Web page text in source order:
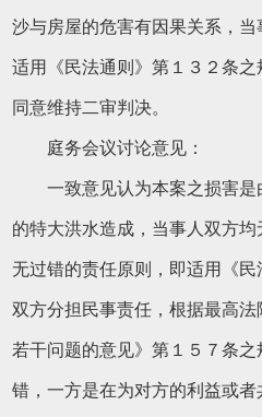
沙与房屋的危害有因果关系，
适用《民法通则》第１３２条之
同意维持二审判决。
庭务会议讨论意见：
一致意见认为本案之损害是
的特大洪水造成，当事人双方
无过错的责任原则，即适用《
双方分担民事责任，根据最高
若干问题的意见》第１５７条
错，一方是在为对方的利益或